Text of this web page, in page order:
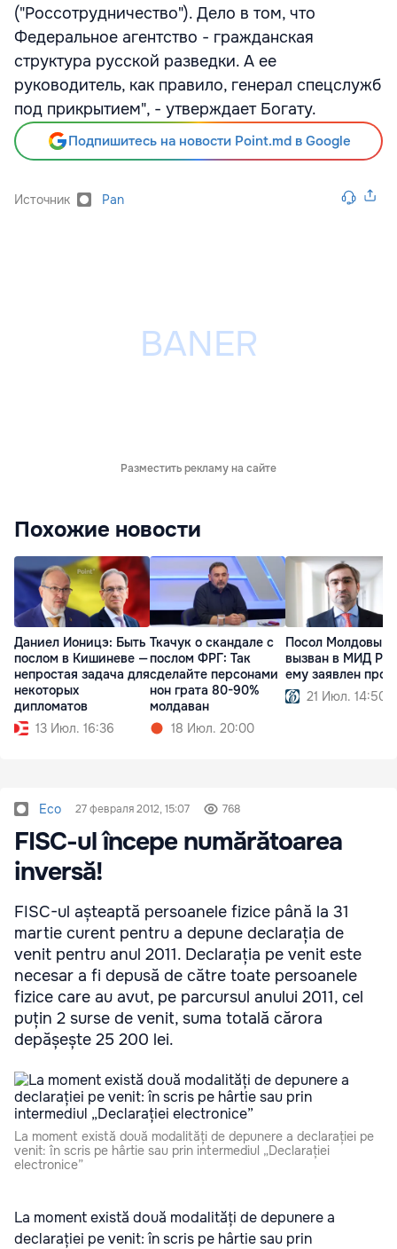
("Россотрудничество"). Дело в том, что
Федеральное агентство - гражданская
структура русской разведки. А ее
руководитель, как правило, генерал спецслужб
под прикрытием", - утверждает Богату.
Подпишитесь на новости Point.md в Google
Источник Pan
Разместить рекламу на сайте
Похожие новости
Даниел Ионицэ: Быть
послом в Кишиневе —
непростая задача для
некоторых
дипломатов
13 Июл. 16:36
Ткачук о скандале с
послом ФРГ: Так
сделайте персонами
нон грата 80-90%
молдаван
18 Июл. 20:00
Посол Молдовы
вызван в МИД РФ:
ему заявлен
21 Июл. 14:50
Eco 27 февраля 2012, 15:07 768
FISC-ul începe numărătoarea
inversă!
FISC-ul așteaptă persoanele fizice până la 31
martie curent pentru a depune declarația de
venit pentru anul 2011. Declarația pe venit este
necesar a fi depusă de către toate persoanele
fizice care au avut, pe parcursul anului 2011, cel
puțin 2 surse de venit, suma totală cărora
depășește 25 200 lei.
La moment există două modalități de depunere a declarației pe
venit: în scris pe hârtie sau prin intermediul „Declarației
electronice”
La moment există două modalități de depunere a
declarației pe venit: în scris pe hârtie sau prin